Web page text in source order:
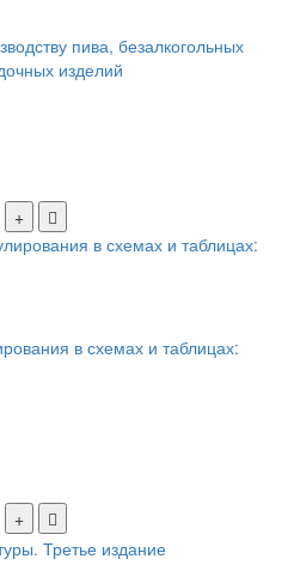
пива, безалкогольных
изделий
в схемах и таблицах: